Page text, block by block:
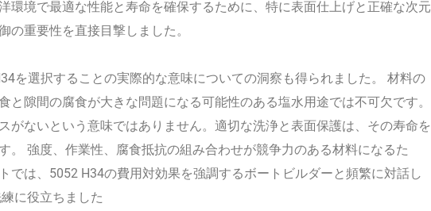
環境で最適な性能と寿命を確保するために、特に表面仕上げと正確な次元
の重要性を直接目撃しました。
を選択することの実際的な意味についての洞察も得られました。 材料の
と隙間の腐食が大きな問題になる可能性のある塩水用途では不可欠です。
がないという意味ではありません。適切な洗浄と表面保護は、その寿命を
。 強度、作業性、腐食抵抗の組み合わせが競争力のある材料になるた
では、5052 H34の費用対効果を強調するボートビルダーと頻繁に対話し
に役立ちました